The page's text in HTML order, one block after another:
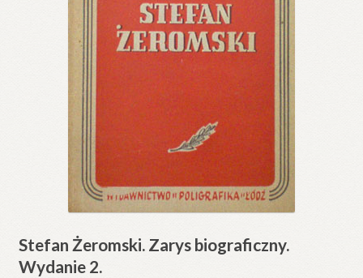
Stefan Żeromski. Zarys biograficzny.
Wydanie 2.